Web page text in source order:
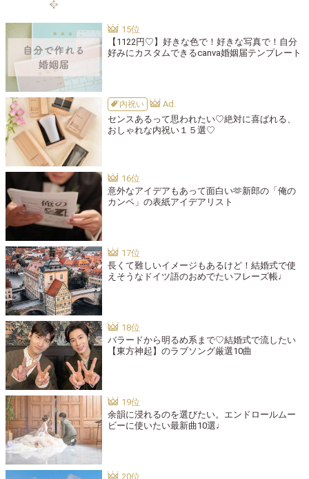
【1122円♡】好きな色で！好きな写真で！自分
好みにカスタムできるcanva婚姻届テンプレート
内祝い
センスあるって思われたい♡絶対に喜ばれる、
おしゃれな内祝い１５選♡
意外なアイデアもあって面白い🫶新郎の「俺の
カンペ」の表紙アイデアリスト
長くて難しいイメージもあるけど！結婚式で使
えそうなドイツ語のおめでたいフレーズ帳♩
バラードから明るめ系まで♡結婚式で流したい
【東方神起】のラブソング厳選10曲
余韻に浸れるのを選びたい。エンドロールムー
ビーに使いたい最新曲10選♩